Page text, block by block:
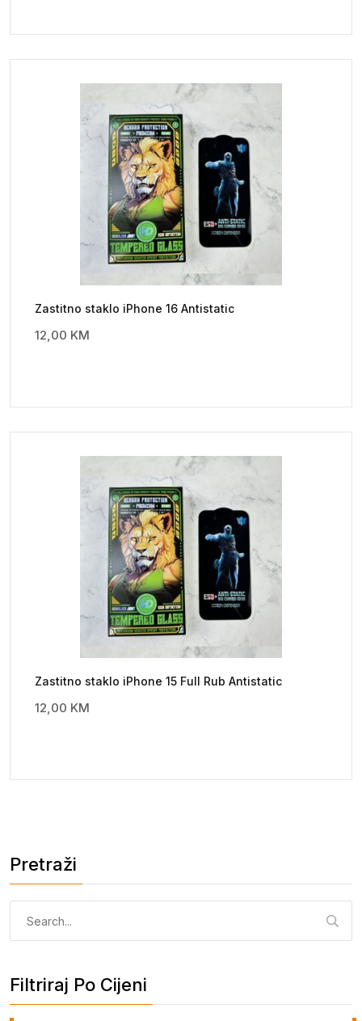
Zastitno staklo iPhone 16 Antistatic
12,00 KM
Zastitno staklo iPhone 15 Full Rub Antistatic
12,00 KM
Pretraži
Filtriraj Po Cijeni